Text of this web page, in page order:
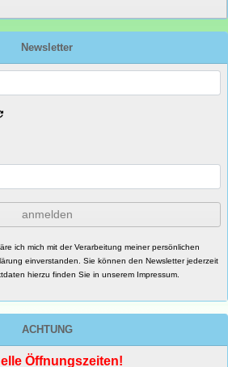
Newsletter
anmelden
ich mich mit der Verarbeitung meiner persönlichen
einverstanden. Sie können den Newsletter jederzeit
hierzu finden Sie in unserem Impressum.
ACHTUNG
Öffnungszeiten!